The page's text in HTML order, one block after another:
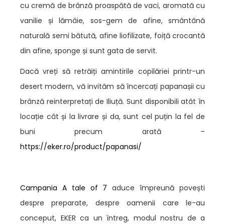
cu cremă de brânză proaspătă de vaci, aromată cu
vanilie și lămâie, sos-gem de afine, smântână
naturală semi bătută, afine liofilizate, foiță crocantă
din afine, sponge și sunt gata de servit.
Dacă vreți să retrăiți amintirile copilăriei printr-un
desert modern, vă invităm să încercați papanașii cu
brânză reinterpretați de Iliuță. Sunt disponibili atât în
locație cât și la livrare și da, sunt cel puțin la fel de
buni precum arată –
https://eker.ro/product/papanasi/
Campania A tale of 7aduce împreună povești
despre preparate, despre oamenii care le-au
conceput, EKER ca un întreg, modul nostru de a